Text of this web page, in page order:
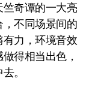
奇谭的一大亮
不同场景间的
力，环境音效
得相当出色，
。